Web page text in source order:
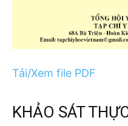
Tải/Xem file PDF
KHẢO SÁT